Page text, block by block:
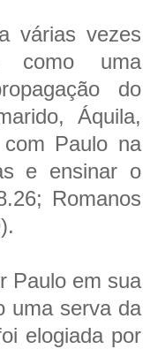
várias vezes
como uma
do
Áquila,
Paulo na
e ensinar o
Romanos
Paulo em sua
uma serva da
elogiada por